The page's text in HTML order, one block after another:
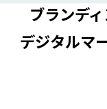
ブランデ
デジタルマ